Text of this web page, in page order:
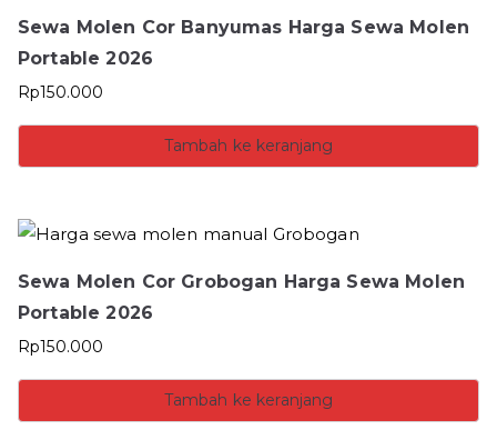
Sewa Molen Cor Banyumas Harga Sewa Molen
Portable 2026
Rp150.000
Tambah ke keranjang
Sewa Molen Cor Grobogan Harga Sewa Molen
Portable 2026
Rp150.000
Tambah ke keranjang